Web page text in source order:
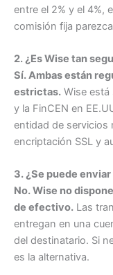
entre el 2% y el 4%,
comisión fija
2. ¿Es Wise tan
Sí. Ambas están
estrictas. Wise está
y la FinCEN en
entidad de servicios
encriptación SSL y
3. ¿Se puede
No. Wise no
de efectivo. Las
entregan en una
del destinatario. Si
es la alternativa.